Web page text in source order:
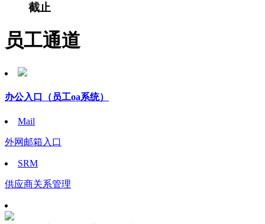
截止
员工通道
办公入口 （员工oa系统）
Mail
外网邮箱入口
SRM
供应商关系管理